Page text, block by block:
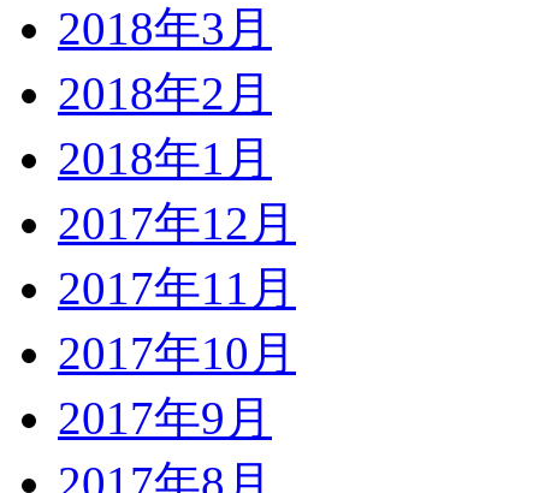
2018年3月
2018年2月
2018年1月
2017年12月
2017年11月
2017年10月
2017年9月
2017年8月